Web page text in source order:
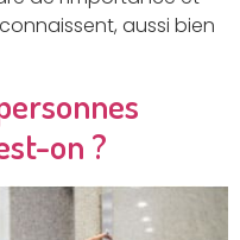
aussi bien
on ?